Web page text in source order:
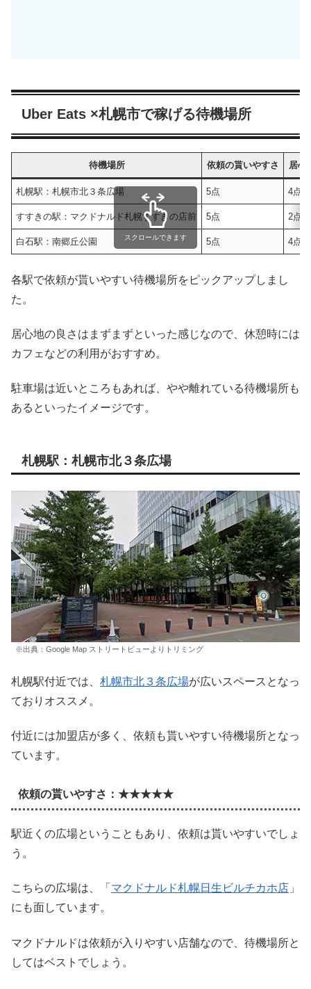
Uber Eats ×札幌市で稼げる待機場所
待機場所 依頼の貰いやすさ 居心
札幌駅：札幌市北３条広場 5点 4点
すすきの駅：マクドナルド札幌すすきの店前 5点 2点
白石駅：南郷丘公園 5点 4点
スクロールできます
各駅で依頼が貰いやすい待機場所をピックアップしまし
た。
居心地の良さはまずまずといった感じなので、休憩時には
カフェなどの利用がおすすめ。
駐車場は近いところもあれば、やや離れている待機場所も
あるといったイメージです。
札幌駅：札幌市北３条広場
※出典：Google Map ストリートビューよりトリミング
札幌駅付近では、 札幌市北３条広場が広いスペースとなっ
ておりオススメ。
付近には加盟店が多く、依頼も貰いやすい待機場所となっ
ています。
依頼の貰いやすさ：★★★★★
駅近くの広場ということもあり、依頼は貰いやすいでしょ
う。
こちらの広場は、「 マクドナルド札幌日生ビルチカホ店 」
にも面しています。
マクドナルドは依頼が入りやすい店舗なので、待機場所と
してはベストでしょう。